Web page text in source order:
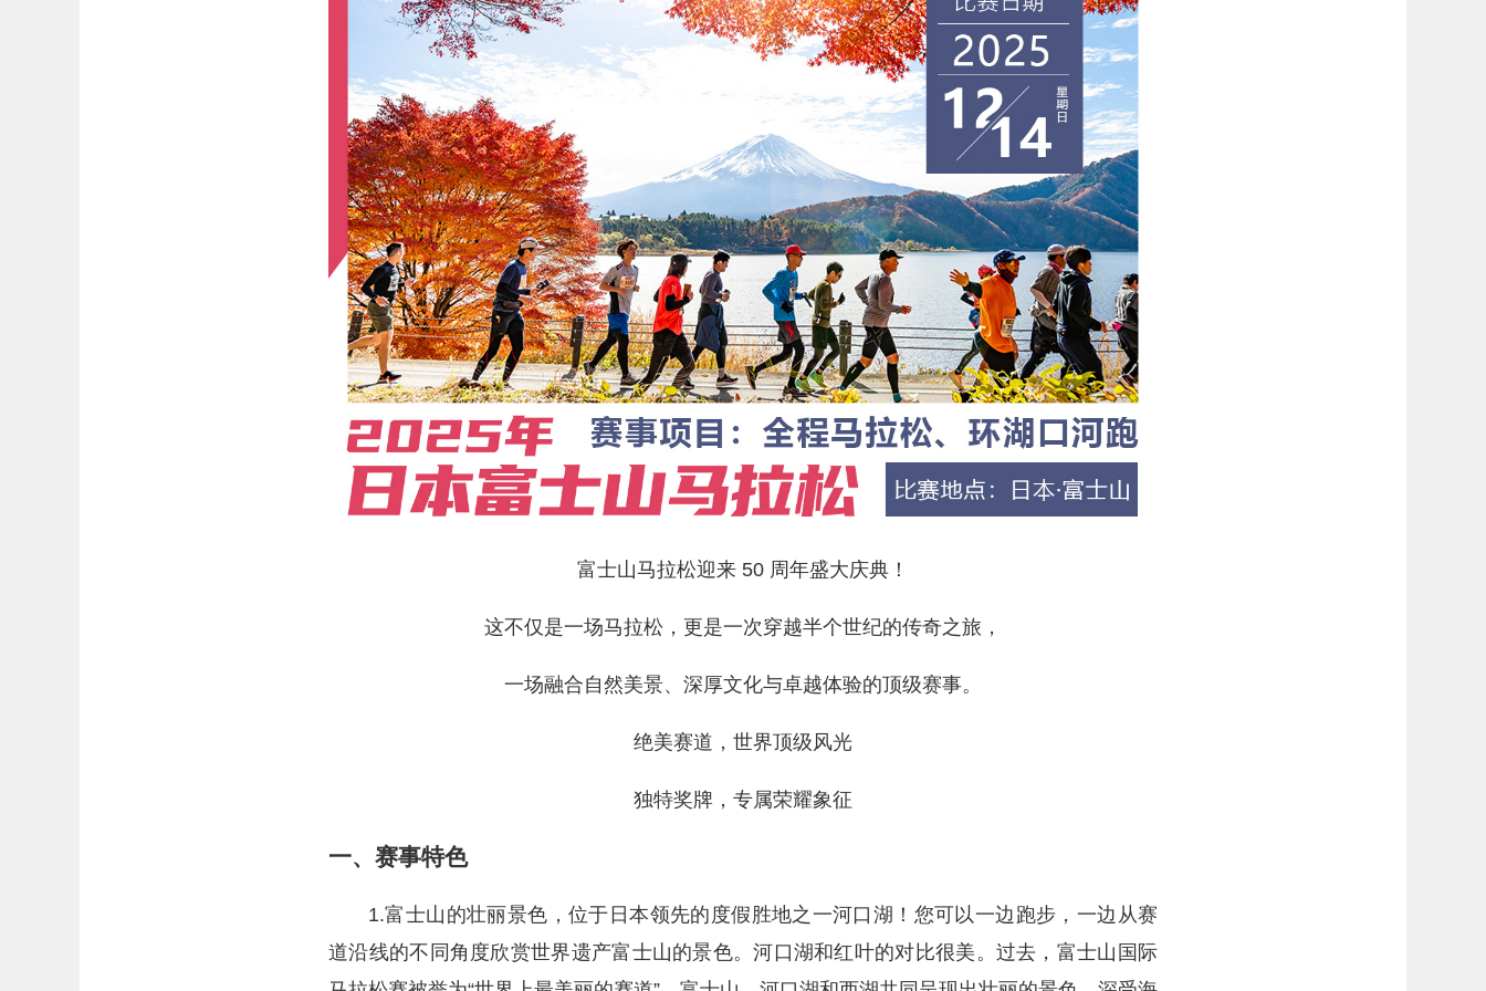
富士山马拉松迎来 50 周年盛大庆典！
这不仅是一场马拉松，更是一次穿越半个世纪的传奇之旅，
一场融合自然美景、深厚文化与卓越体验的顶级赛事。
绝美赛道，世界顶级风光
独特奖牌，专属荣耀象征
一、赛事特色
1.富士山的壮丽景色，位于日本领先的度假胜地之一河口湖！您可以一边跑步，一边从赛
道沿线的不同角度欣赏世界遗产富士山的景色。河口湖和红叶的对比很美。过去，富士山国际